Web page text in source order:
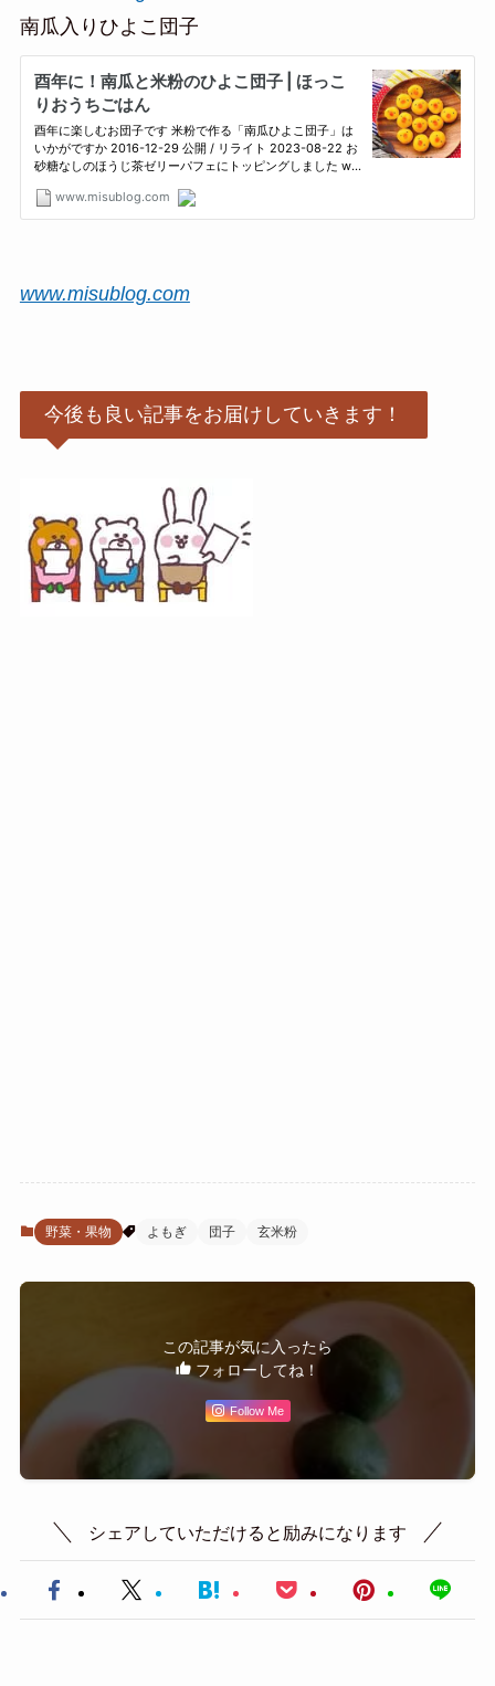
南瓜入りひよこ団子
www.misublog.com
今後も良い記事をお届けしていきます！
野菜・果物 よもぎ 団子 玄米粉
この記事が気に入ったら
フォローしてね！
Follow Me
シェアしていただけると励みになります